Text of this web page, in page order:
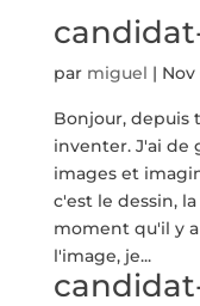
par miguel | Nov
Bonjour, depuis
inventer. J'ai de
images et
c'est le dessin,
moment qu'il y
l'image, je...